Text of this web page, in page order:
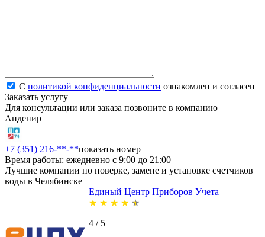
С политикой конфиденциальности ознакомлен и согласен
Заказать услугу
Для консультации или заказа позвоните в компанию
Анденир
+7 (351) 216-**-**показать номер
Время работы: ежедневно с 9:00 до 21:00
Лучшие компании по поверке, замене и установке счетчиков
воды в Челябинске
Единый Центр Приборов Учета
★ ★ ★ ★ ★
4 / 5